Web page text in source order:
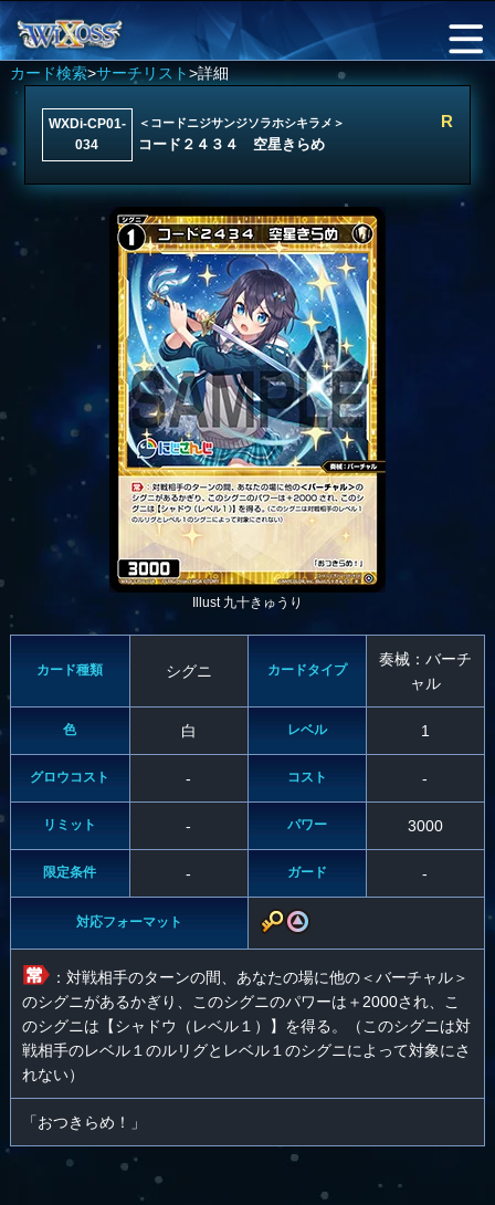
カード検索>サーチリスト>詳細
WXDi-CP01-
034
＜コードニジサンジソラホシキラメ＞
コード２４３４ 空星きらめ
R
Illust 九十きゅうり
カード種類 シグニ カードタイプ
奏械：バーチ
ャル
色 白 レベル 1
グロウコスト - コスト -
リミット - パワー 3000
限定条件 - ガード -
対応フォーマット
：対戦相手のターンの間、あなたの場に他の＜バーチャル＞
のシグニがあるかぎり、このシグニのパワーは＋2000され、こ
のシグニは【シャドウ（レベル１）】を得る。（このシグニは対
戦相手のレベル１のルリグとレベル１のシグニによって対象にさ
れない）
「おつきらめ！」